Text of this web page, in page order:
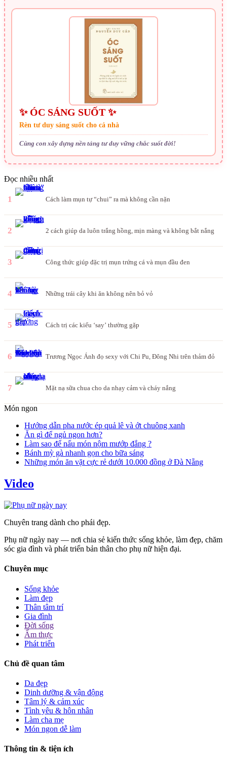
✨ ÓC SÁNG SUỐT ✨
Rèn tư duy sáng suốt cho cả nhà
Cùng con xây dựng nền tảng tư duy vững chắc suốt đời!
Đọc nhiều nhất
1 Cách làm mụn tự “chui” ra mà không cần nặn
2 2 cách giúp da luôn trắng hồng, mịn màng và không bắt nắng
3 Công thức giúp đặc trị mụn trứng cá và mụn đầu đen
4 Những trái cây khi ăn không nên bỏ vỏ
5 Cách trị các kiểu ‘say’ thường gặp
6 Trương Ngọc Ánh đọ sexy với Chi Pu, Đông Nhi trên thảm đỏ
7 Mặt nạ sữa chua cho da nhạy cảm và cháy nắng
Món ngon
Hướng dẫn pha nước ép quả lê và ớt chuông xanh
Ăn gì để ngủ ngon hơn?
Làm sao để nấu món nộm mướp đắng ?
Bánh mỳ gà nhanh gọn cho bữa sáng
Những món ăn vặt cực rẻ dưới 10.000 đồng ở Đà Nẵng
Video
Chuyên trang dành cho phái đẹp.
Phụ nữ ngày nay — nơi chia sẻ kiến thức sống khỏe, làm đẹp, chăm
sóc gia đình và phát triển bản thân cho phụ nữ hiện đại.
Chuyên mục
Sống khỏe
Làm đẹp
Thân tâm trí
Gia đình
Đời sống
Ẩm thực
Phát triển
Chủ đề quan tâm
Da đẹp
Dinh dưỡng & vận động
Tâm lý & cảm xúc
Tình yêu & hôn nhân
Làm cha mẹ
Món ngon dễ làm
Thông tin & tiện ích